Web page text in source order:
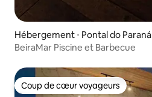
Hébergement ⋅ Pontal do Paraná
BeiraMar Piscine et Barbecue
Coup de cœur voyageurs
Coup de cœur voyageurs